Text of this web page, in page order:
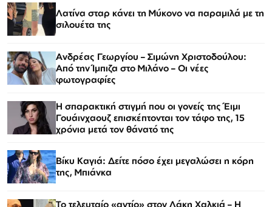
Λατίνα σταρ κάνει τη Μύκονο να παραμιλά με τη
σιλουέτα της
Ανδρέας Γεωργίου – Σιμώνη Χριστοδούλου:
Από την Ίμπιζα στο Μιλάνο – Οι νέες
φωτογραφίες
Η σπαρακτική στιγμή που οι γονείς της Έιμι
Γουάινχαουζ επισκέπτονται τον τάφο της, 15
χρόνια μετά τον θάνατό της
Βίκυ Καγιά: Δείτε πόσο έχει μεγαλώσει η κόρη
της, Μπιάνκα
Το τελευταίο «αντίο» στον Λάκη Χαλκιά – Η